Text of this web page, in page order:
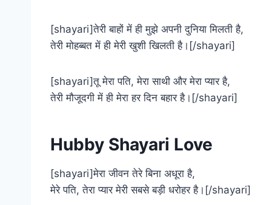
[shayari]तेरी बाहों में ही मुझे अपनी दुनिया मिलती है,
तेरी मोहब्बत में ही मेरी खुशी खिलती है।[/shayari]
[shayari]तू मेरा पति, मेरा साथी और मेरा प्यार है,
तेरी मौजूदगी में ही मेरा हर दिन बहार है।[/shayari]
Hubby Shayari Love
[shayari]मेरा जीवन तेरे बिना अधूरा है,
मेरे पति, तेरा प्यार मेरी सबसे बड़ी धरोहर है।[/shayari]